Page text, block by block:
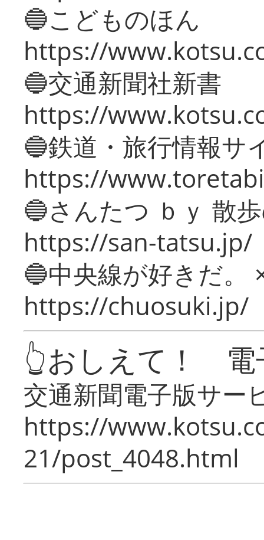
🔵こどものほん
https://
🔵交通新聞社新書
https://
🔵鉄道・旅行情報サ
https://
🔵さんたつ ｂｙ 散
https://san-tatsu.jp/
🔵中央線が好きだ。
https://chuosuki.jp/
👆おしえて！ 電
交通新聞電子版サー
https://
21/post_4048.html